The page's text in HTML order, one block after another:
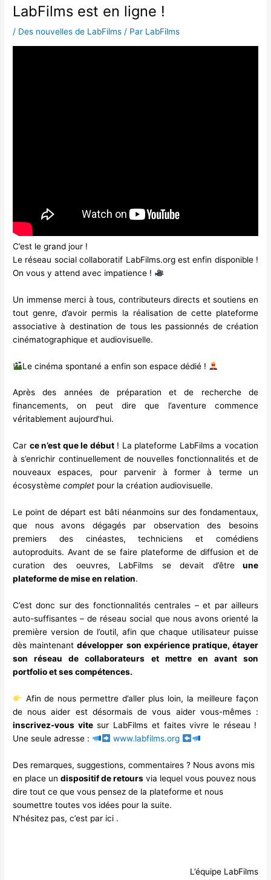
LabFilms est en ligne !
/ Des nouvelles de LabFilms / Par LabFilms
C’est le grand jour !
Le réseau social collaboratif LabFilms.orgest enfin disponible !
On vous y attend avec impatience !
Un immense merci à tous, contributeurs directs et soutiens en
tout genre, d’avoir permis la réalisation de cette plateforme
associative à destination de tous les passionnés de création
cinématographique et audiovisuelle.
Le cinéma spontané a enfin son espace dédié !
Après des années de préparation et de recherche de
financements, on peut dire que l’aventure commence
véritablement aujourd’hui.
Car ce n’est que le début! La plateforme LabFilms a vocation
à s’enrichir continuellement de nouvelles fonctionnalités et de
nouveaux espaces, pour parvenir à former à terme un
écosystèmecomplet pour la création audiovisuelle.
Le point de départ est bâti néanmoins sur des fondamentaux,
que nous avons dégagés par observation des besoins
premiers des cinéastes, techniciens et comédiens
autoproduits. Avant de se faire plateforme de diffusion et de
curation des oeuvres, LabFilms se devait d’êtreune
plateforme de mise en relation.
C’est donc sur des fonctionnalités centrales – et par ailleurs
auto-suffisantes – de réseau social que nous avons orienté la
première version de l’outil, afin que chaque utilisateur puisse
dès maintenantdévelopper son expérience pratique, étayer
son réseau de collaborateurs et mettre en avant son
portfolio et ses compétences.
Afin de nous permettre d’aller plus loin, la meilleure façon
de nous aider est désormais de vous aider vous-mêmes :
inscrivez-vous vitesur LabFilms et faites vivre le réseau !
Une seule adresse :
www.labfilms.org
Des remarques, suggestions, commentaires ? Nous avons mis
en place undispositif de retours via lequel vous pouvez nous
dire tout ce que vous pensez de la plateforme et nous
soumettre toutes vos idées pour la suite.
N’hésitez pas,c’est par ici .
L’équipe LabFilms